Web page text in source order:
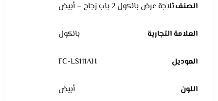
الصنفثلاجة عرض بانكول 2 باب زجاج – أبيض
العلامة التجارية بانكول
الموديل FC-LS111AH
اللون أبيض